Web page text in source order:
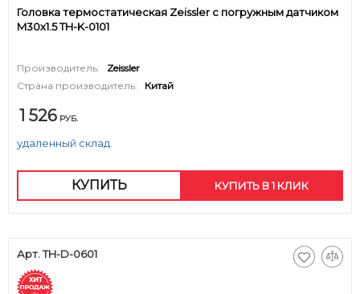
Головка термостатическая Zeissler с погружным датчиком
M30х1.5 TH-K-0101
Производитель:
Zeissler
Страна производитель:
Китай
1 526 РУБ.
удаленный склад.
КУПИТЬ КУПИТЬ В 1 КЛИК
Арт. TH-D-0601